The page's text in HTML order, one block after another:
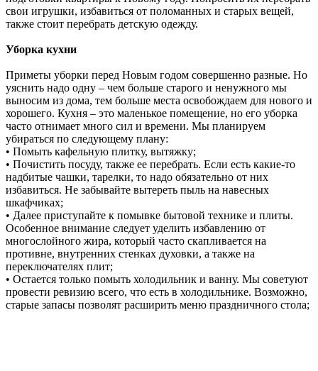
свои игрушки, избавиться от поломанных и старых вещей,
также стоит перебрать детскую одежду.
Уборка кухни
Приметы уборки перед Новым годом совершенно разные. Но
уяснить надо одну – чем больше старого и ненужного мы
выносим из дома, тем больше места освобождаем для нового и
хорошего. Кухня – это маленькое помещение, но его уборка
часто отнимает много сил и времени. Мы планируем
убираться по следующему плану:
• Помыть кафельную плитку, вытяжку;
• Почистить посуду, также ее перебрать. Если есть какие-то
надбитые чашки, тарелки, то надо обязательно от них
избавиться. Не забывайте вытереть пыль на навесных
шкафчиках;
• Далее приступайте к помывке бытовой технике и плиты.
Особенное внимание следует уделить избавлению от
многослойного жира, который часто скапливается на
противне, внутренних стенках духовки, а также на
переключателях плит;
• Остается только помыть холодильник и ванну. Мы советуют
провести ревизию всего, что есть в холодильнике. Возможно,
старые запасы позволят расширить меню праздничного стола;